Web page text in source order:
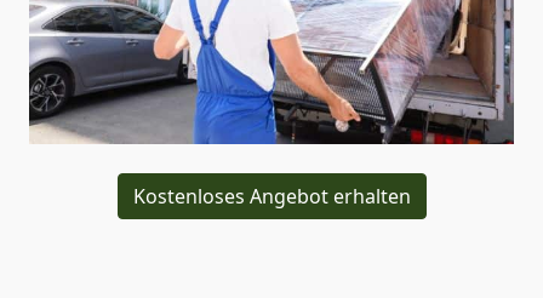
Kostenloses Angebot erhalten